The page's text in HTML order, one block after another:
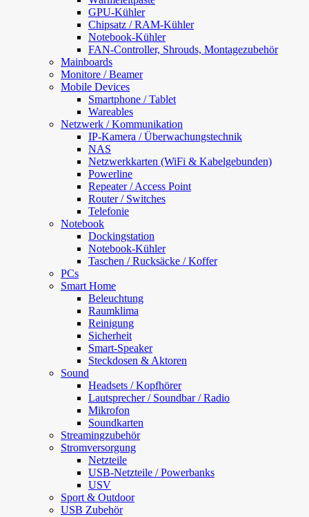
GPU-Kühler
Chipsatz / RAM-Kühler
Notebook-Kühler
FAN-Controller, Shrouds, Montagezubehör
Mainboards
Monitore / Beamer
Mobile Devices
Smartphone / Tablet
Wareables
Netzwerk / Kommunikation
IP-Kamera / Überwachungstechnik
NAS
Netzwerkkarten (WiFi & Kabelgebunden)
Powerline
Repeater / Access Point
Router / Switches
Telefonie
Notebook
Dockingstation
Notebook-Kühler
Taschen / Rucksäcke / Koffer
PCs
Smart Home
Beleuchtung
Raumklima
Reinigung
Sicherheit
Smart-Speaker
Steckdosen & Aktoren
Sound
Headsets / Kopfhörer
Lautsprecher / Soundbar / Radio
Mikrofon
Soundkarten
Streamingzubehör
Stromversorgung
Netzteile
USB-Netzteile / Powerbanks
USV
Sport & Outdoor
USB Zubehör